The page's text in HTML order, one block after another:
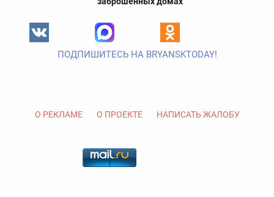
ПОДПИШИТЕСЬ НА BRYANSKTODAY!
О РЕКЛАМЕ О ПРОЕКТЕ НАПИСАТЬ ЖАЛОБУ